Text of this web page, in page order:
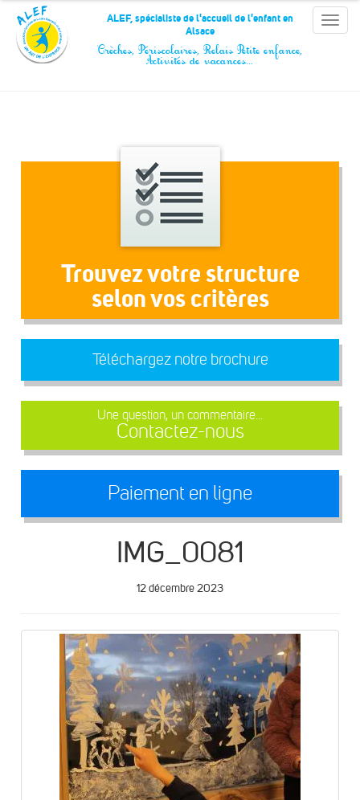
Panneau de gestion des cookies
Toggle
ALEF, spécialiste de l'accueil de l'enfant en
Alsace
Crèches, Périscolaires, Relais Petite enfance,
Activités de vacances…
Trouvez votre structure
selon vos critères
Téléchargez notre brochure
Une question, un commentaire...
Contactez-nous
Paiement en ligne
IMG_0081
12 décembre 2023